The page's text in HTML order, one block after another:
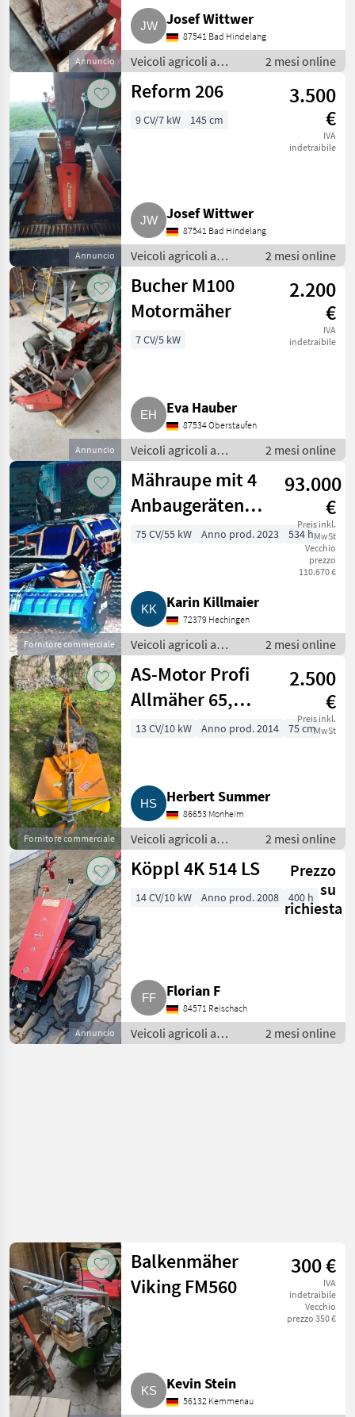
Annuncio
Josef Wittwer
87541 Bad Hindelang
Veicoli agricoli a
motore /
Motofalciatrici/motofresatrici
2 mesi online
Annuncio
Reform 206
3.500
€
IVA
indetraibile
9 CV/7 kW 145 cm
Josef Wittwer
87541 Bad Hindelang
Veicoli agricoli a
motore /
Motofalciatrici/motofresatrici
2 mesi online
Annuncio
Bucher M100
Motormäher
2.200
€
IVA
indetraibile
7 CV/5 kW
Eva Hauber
87534 Oberstaufen
Veicoli agricoli a
motore /
Motofalciatrici/motofresatrici
2 mesi online
Fornitore commerciale
Mähraupe mit 4
Anbaugeräten
IRUS TWIN 75V
93.000
€
Preis inkl.
MwSt
Vecchio
prezzo
110.670 €
75 CV/55 kW Anno prod. 2023 534 h
Karin Killmaier
72379 Hechingen
Veicoli agricoli a
motore /
Motofalciatrici/motofresatrici
2 mesi online
Fornitore commerciale
AS-Motor Profi
Allmäher 65,
Briggs & Stratton
2.500
€
Preis inkl.
MwSt
13 CV/10 kW Anno prod. 2014 75 cm
Herbert Summer
86653 Monheim
Veicoli agricoli a
motore /
Motofalciatrici/motofresatrici
2 mesi online
Annuncio
Köppl 4K 514 LS
Prezzo
su
richiesta
14 CV/10 kW Anno prod. 2008 400 h
Florian F
84571 Reischach
Veicoli agricoli a
motore /
2 mesi online
Balkenmäher
Viking FM560
300 €
IVA
indetraibile
Vecchio
prezzo 350 €
Kevin Stein
56132 Kemmenau